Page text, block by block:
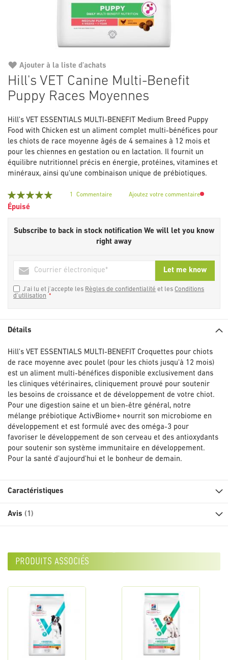
Hill's VET Canine Multi-Benefit
Puppy Races Moyennes
Hill's VET ESSENTIALS MULTI-BENEFIT Medium Breed Puppy
Food with Chicken est un aliment complet multi-bénéfices pour
les chiots de race moyenne âgés de 4 semaines à 12 mois et
pour les chiennes en gestation ou en lactation. Il fournit un
équilibre nutritionnel précis en énergie, protéines, vitamines et
minéraux, ainsi qu'une combinaison unique de prébiotiques.
Notation:
100
% of100
1 Commentaire Ajoutez votre commentaire
Épuisé
Subscribe to back in stock notification We will let you know
right away
Let me know
J'ai lu et j'accepte les Règles de confidentialité et lesConditions
d'utilisation
Ajouter à la liste d'achats
au
début
de
la
Galerie
d’images
Détails
Hill's VET ESSENTIALS MULTI-BENEFIT Croquettes pour chiots
de race moyenne avec poulet (pour les chiots jusqu'à 12 mois)
est un aliment multi-bénéfices disponible exclusivement dans
les cliniques vétérinaires, cliniquement prouvé pour soutenir
les besoins de croissance et de développement de votre chiot.
Pour une digestion saine et un bien-être général, notre
mélange prébiotique ActivBiome+ nourrit son microbiome en
développement et est formulé avec des oméga-3 pour
favoriser le développement de son cerveau et des antioxydants
pour soutenir son système immunitaire en développement.
Pour la santé d'aujourd'hui et le bonheur de demain.
Caractéristiques
Avis 1
produits associés